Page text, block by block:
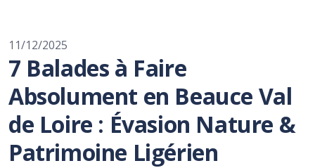
11/12/2025
7 Balades à Faire
Absolument en Beauce Val
de Loire : Évasion Nature &
Patrimoine Ligérien